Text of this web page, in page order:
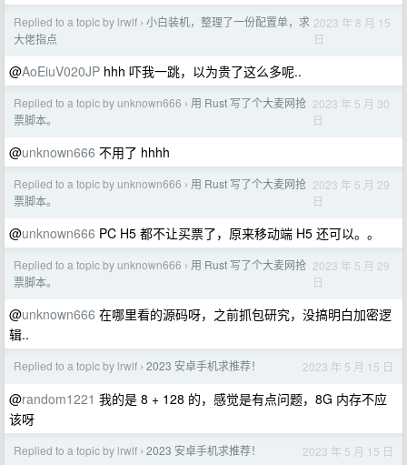
Replied to a topic by lrwlf › 小白装机，整理了一份配置单，求
大佬指点
2023 年 8 月 15
日
@AoEiuV020JP hhh 吓我一跳，以为贵了这么多呢..
Replied to a topic by unknown666 › 用 Rust 写了个大麦网抢
票脚本。
2023 年 5 月 30
日
@unknown666 不用了 hhhh
Replied to a topic by unknown666 › 用 Rust 写了个大麦网抢
票脚本。
2023 年 5 月 29
日
@unknown666 PC H5 都不让买票了，原来移动端 H5 还可以。。
Replied to a topic by unknown666 › 用 Rust 写了个大麦网抢
票脚本。
2023 年 5 月 29
日
@unknown666 在哪里看的源码呀，之前抓包研究，没搞明白加密逻
辑..
Replied to a topic by lrwlf › 2023 安卓手机求推荐！ 2023 年 5 月 15 日
@random1221 我的是 8 + 128 的，感觉是有点问题，8G 内存不应
该呀
Replied to a topic by lrwlf › 2023 安卓手机求推荐！ 2023 年 5 月 15 日